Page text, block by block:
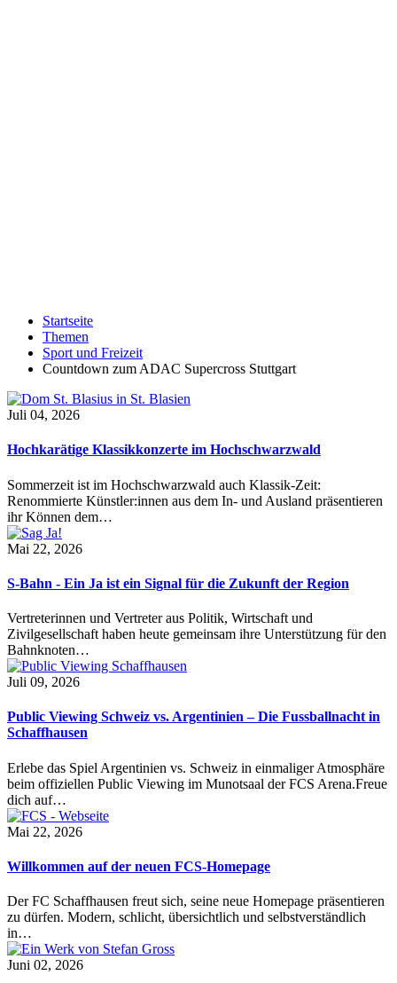
Startseite
Themen
Sport und Freizeit
Countdown zum ADAC Supercross Stuttgart
Juli 04, 2026
Hochkarätige Klassikkonzerte im Hochschwarzwald
Sommerzeit ist im Hochschwarzwald auch Klassik-Zeit:
Renommierte Künstler:innen aus dem In- und Ausland präsentieren
ihr Können dem…
Mai 22, 2026
S-Bahn - Ein Ja ist ein Signal für die Zukunft der Region
Vertreterinnen und Vertreter aus Politik, Wirtschaft und
Zivilgesellschaft haben heute gemeinsam ihre Unterstützung für den
Bahnknoten…
Juli 09, 2026
Public Viewing Schweiz vs. Argentinien – Die Fussballnacht in
Schaffhausen
Erlebe das Spiel Argentinien vs. Schweiz in einmaliger Atmosphäre
beim offiziellen Public Viewing im Munotsaal der FCS Arena.Freue
dich auf…
Mai 22, 2026
Willkommen auf der neuen FCS-Homepage
Der FC Schaffhausen freut sich, seine neue Homepage präsentieren
zu dürfen. Modern, schlicht, übersichtlich und selbstverständlich
in…
Juni 02, 2026